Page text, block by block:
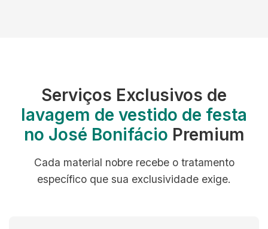
Serviços Exclusivos de
lavagem de vestido de festa
no José Bonifácio Premium
Cada material nobre recebe o tratamento
específico que sua exclusividade exige.